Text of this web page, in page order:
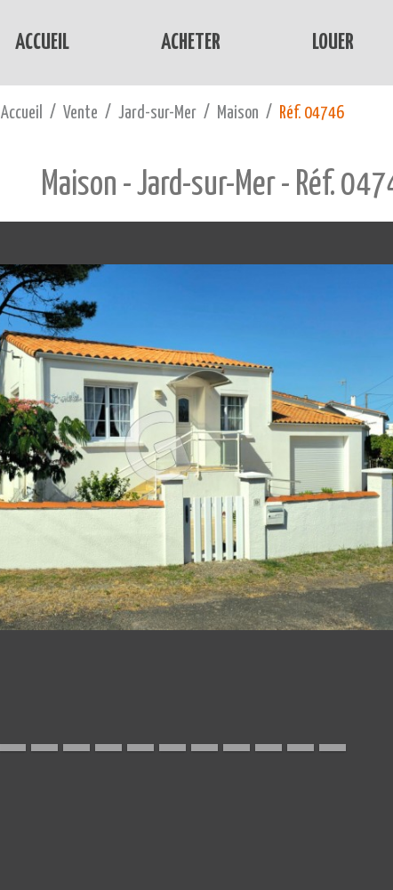
ACCUEIL ACHETER LOUER
Accueil Vente Jard-sur-Mer Maison Réf. 04746
Maison - Jard-sur-Mer - Réf.